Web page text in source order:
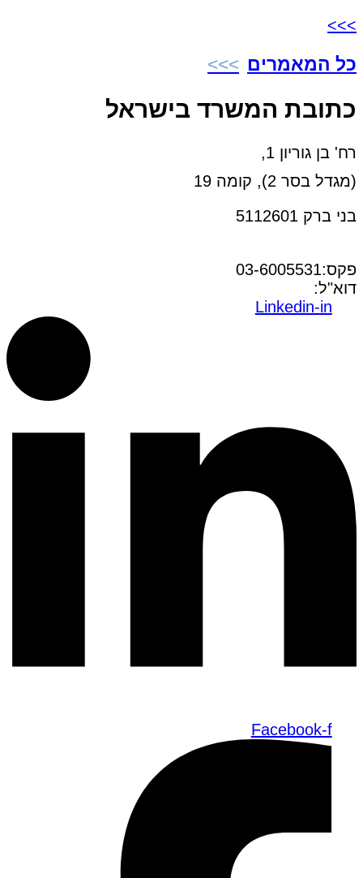
>>>
כל המאמרים
כתובת המשרד בישראל
רח' בן גוריון 1,
(מגדל בסר 2), קומה 19
בני ברק 5112601
פקס:03-6005531
דוא"ל:
Linkedin-in
Facebook-f